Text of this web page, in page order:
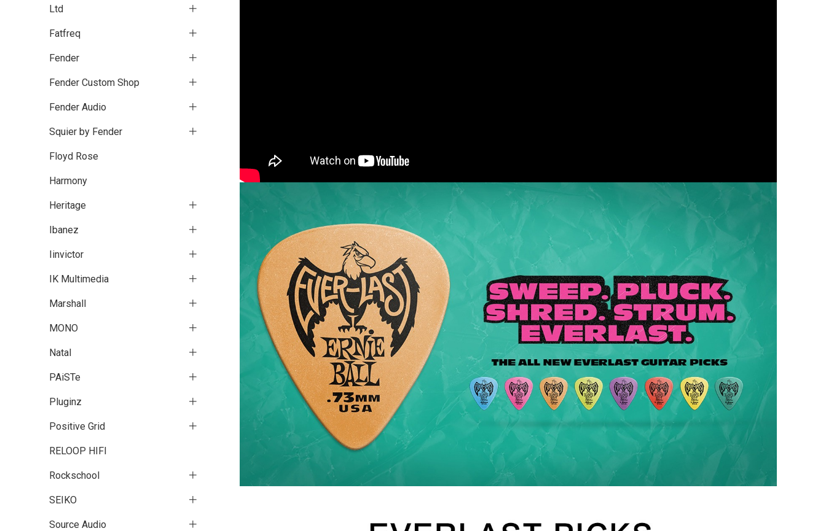
Ltd
Fatfreq
Fender
Fender Custom Shop
Fender Audio
Squier by Fender
Floyd Rose
Harmony
Heritage
Ibanez
Iinvictor
IK Multimedia
Marshall
MONO
Natal
PAiSTe
Pluginz
Positive Grid
RELOOP HIFI
Rockschool
SEIKO
Source Audio